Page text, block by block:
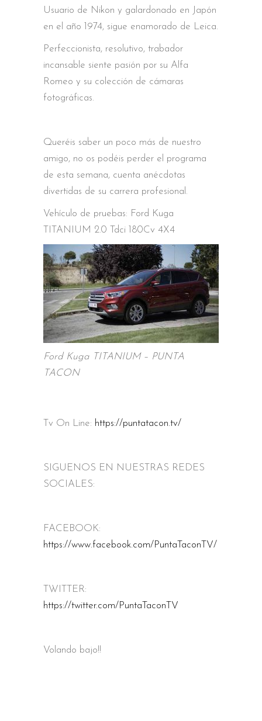
Usuario de Nikon y galardonado en Japón
en el año 1974, sigue enamorado de Leica.
Perfeccionista, resolutivo, trabador
incansable siente pasión por su Alfa
Romeo y su colección de cámaras
fotográficas.
Queréis saber un poco más de nuestro
amigo, no os podéis perder el programa
de esta semana, cuenta anécdotas
divertidas de su carrera profesional.
Vehículo de pruebas: Ford Kuga
TITANIUM 2.0 Tdci 180Cv 4X4
Ford Kuga TITANIUM – PUNTA
TACON
Tv On Line: https://puntatacon.tv/
SIGUENOS EN NUESTRAS REDES
SOCIALES:
FACEBOOK:
https://www.facebook.com/PuntaTaconTV/
TWITTER:
https://twitter.com/PuntaTaconTV
Volando bajo!!